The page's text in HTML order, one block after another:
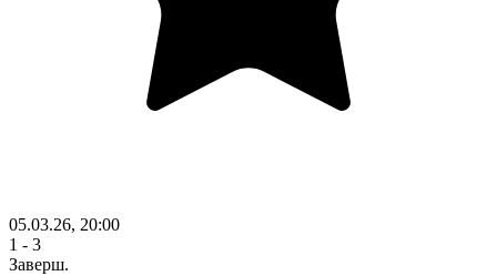
05.03.26, 20:00
1 - 3
Заверш.